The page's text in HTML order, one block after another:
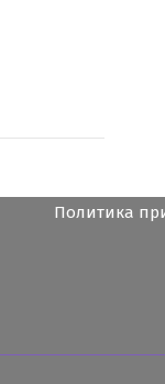
Политика